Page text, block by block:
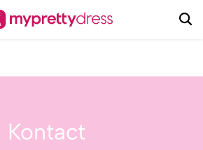
und mit Liebe fürs Detail
Kontact